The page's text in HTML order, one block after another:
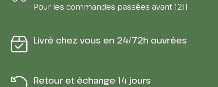
Pour les commandes passées avant 12H
Livré chez vous en 24/72h ouvrées
Retour et échange 14 jours